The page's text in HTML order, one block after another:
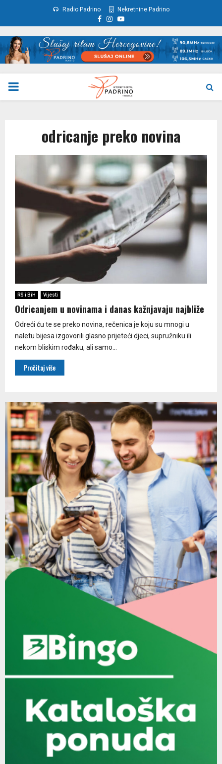
Radio Padrino Nekretnine Padrino
Facebook
Instagram
Youtube
PRIMARY
odricanje preko novina
RS i BiH Vijesti
Odricanjem u novinama i danas kažnjavaju najbliže
Odreći ću te se preko novina, rečenica je koju su mnogi u
naletu bijesa izgovorili glasno prijeteći djeci, supružniku ili
nekom bliskim rođaku, ali samo...
Pročitaj više